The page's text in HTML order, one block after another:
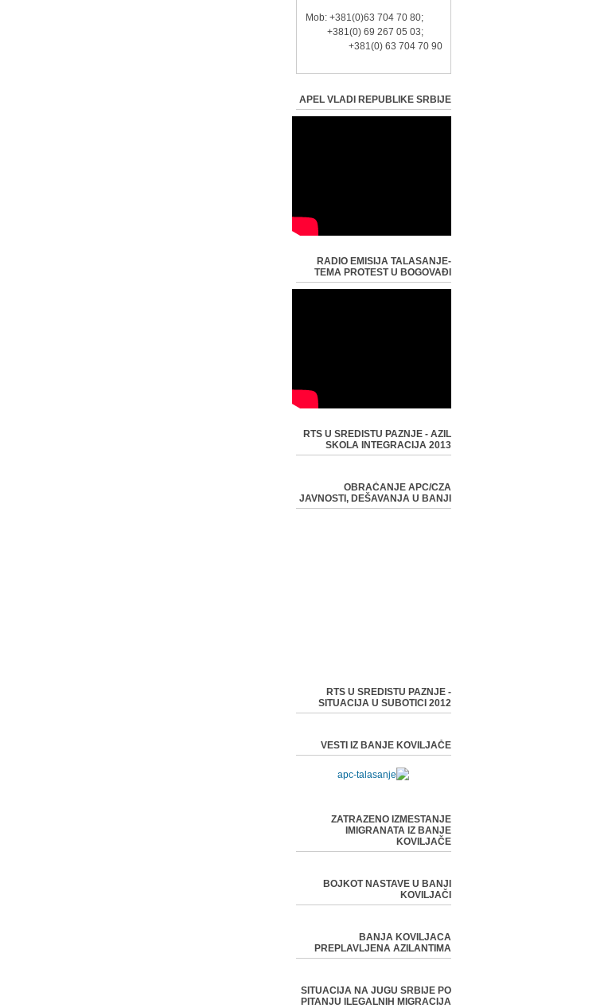
Mob: +381(0)63 704 70 80;
+381(0) 69 267 05 03;
+381(0) 63 704 70 90
APEL VLADI REPUBLIKE SRBIJE
RADIO EMISIJA TALASANJE-
TEMA PROTEST U BOGOVAĐI
RTS U SREDISTU PAZNJE - AZIL
SKOLA INTEGRACIJA 2013
OBRAĆANJE APC/CZA
JAVNOSTI, DEŠAVANJA U BANJI
RTS U SREDISTU PAZNJE -
SITUACIJA U SUBOTICI 2012
VESTI IZ BANJE KOVILJAČE
ZATRAZENO IZMESTANJE
IMIGRANATA IZ BANJE
KOVILJAČE
BOJKOT NASTAVE U BANJI
KOVILJAČI
BANJA KOVILJACA
PREPLAVLJENA AZILANTIMA
SITUACIJA NA JUGU SRBIJE PO
PITANJU ILEGALNIH MIGRACIJA